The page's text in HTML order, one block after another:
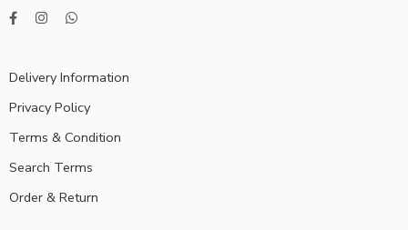
Delivery Information
Privacy Policy
Terms & Condition
Search Terms
Order & Return